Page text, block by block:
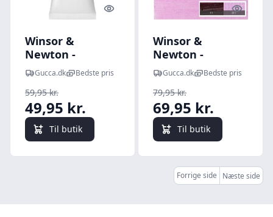
Quick look
Winsor &
Newton -
Oliemaling -
Artists - Naples
Yellow Light 37
Ml
Gucca.dk Bedste pris
59,95 kr.
49,95 kr.
Til butik
Quick
Winsor &
Newton -
Oliemaling -
Artists - Magenta
37 Ml
Gucca.dk Bedste pris
79,95 kr.
69,95 kr.
Til butik
Forrige side Næste side